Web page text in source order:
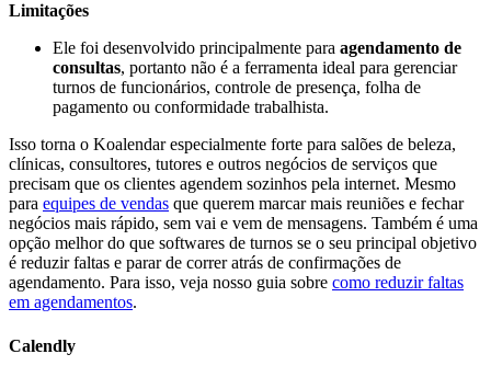
Limitações
Ele foi desenvolvido principalmente para agendamento de
consultas, portanto não é a ferramenta ideal para gerenciar
turnos de funcionários, controle de presença, folha de
pagamento ou conformidade trabalhista.
Isso torna o Koalendar especialmente forte para salões de beleza,
clínicas, consultores, tutores e outros negócios de serviços que
precisam que os clientes agendem sozinhos pela internet. Mesmo
para equipes de vendas que querem marcar mais reuniões e fechar
negócios mais rápido, sem vai e vem de mensagens. Também é uma
opção melhor do que softwares de turnos se o seu principal objetivo
é reduzir faltas e parar de correr atrás de confirmações de
agendamento. Para isso, veja nosso guia sobre como reduzir faltas
em agendamentos.
Calendly